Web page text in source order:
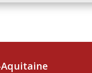
Aquitaine